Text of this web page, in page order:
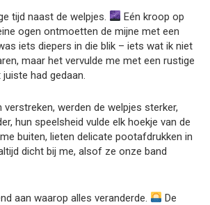
tijd naast de welpjes.
Eén kroop op
ogen ontmoetten de mijne met een
iets diepers in die blik – iets wat ik niet
maar het vervulde me met een rustige
had gedaan.
verstreken, werden de welpjes sterker,
hun speelsheid vulde elk hoekje van de
buiten, lieten delicate pootafdrukken in
dicht bij me, alsof ze onze band
aan waarop alles veranderde.
De